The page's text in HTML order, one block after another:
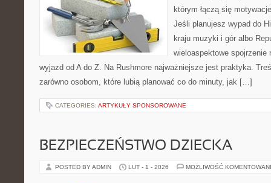
którym łączą się
Jeśli planujesz wypad do
kraju muzyki i gór albo
wieloaspektowe spojrzenie
wyjazd od A do Z. Na Rushmore najważniejsze jest praktyka.
zarówno osobom, które lubią planować co do minuty, jak […]
CATEGORIES: ARTYKUŁY SPONSOROWANE
BEZPIECZEŃSTWO DZIECKA
POSTED BY ADMIN LUT - 1 - 2026 MOŻLIWOŚĆ